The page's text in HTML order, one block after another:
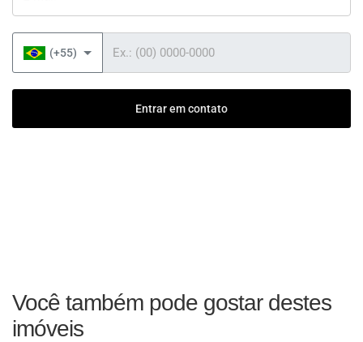
(+55)
Entrar em contato
Você também pode gostar destes
imóveis